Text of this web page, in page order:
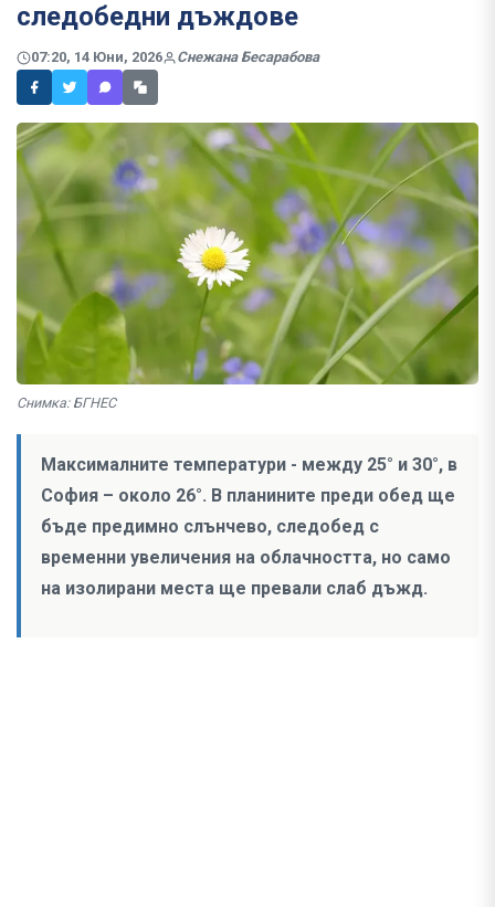
следобедни дъждове
07:20, 14 Юни, 2026 Снежана Бесарабова
Снимка: БГНЕС
Максималните температури - между 25° и 30°, в
София – около 26°. В планините преди обед ще
бъде предимно слънчево, следобед с
временни увеличения на облачността, но само
на изолирани места ще превали слаб дъжд.